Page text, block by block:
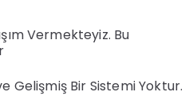
Vermekteyiz. Bu
Gelişmiş Bir Sistemi Yoktur.